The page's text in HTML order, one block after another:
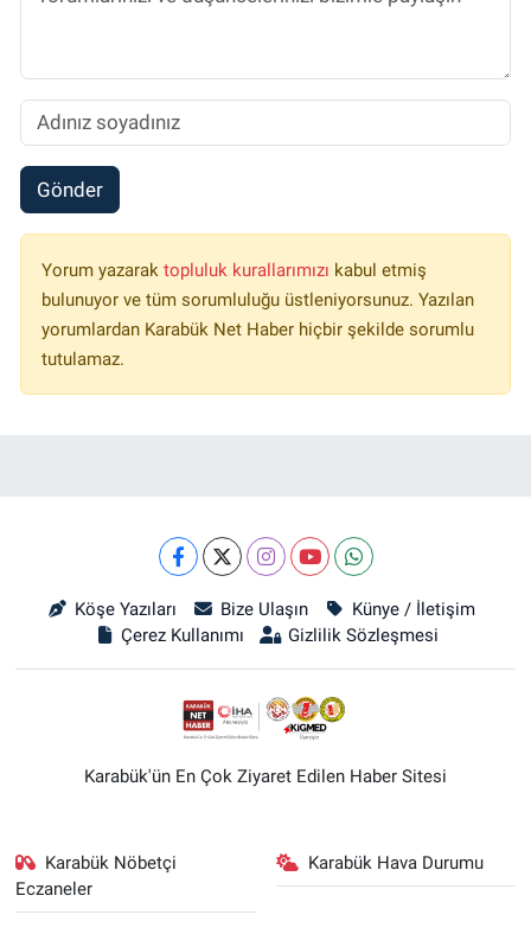
Gönder
Yorum yazarak topluluk kurallarımızı kabul etmiş
bulunuyor ve tüm sorumluluğu üstleniyorsunuz. Yazılan
yorumlardan Karabük Net Haber hiçbir şekilde sorumlu
tutulamaz.
Köşe Yazıları Bize Ulaşın
Künye / İletişim
Çerez Kullanımı
Gizlilik Sözleşmesi
Karabük'ün En Çok Ziyaret Edilen Haber Sitesi
Karabük Nöbetçi
Eczaneler
Karabük Hava Durumu